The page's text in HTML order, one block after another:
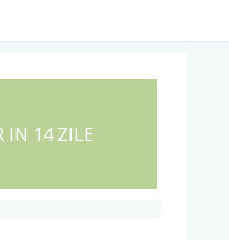
IN 14 ZILE